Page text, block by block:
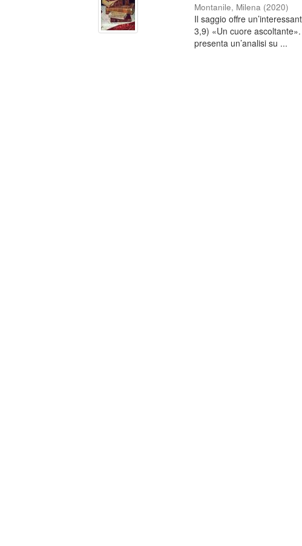
Montanile, Milena (2020)
Il saggio offre
3,9) «Un cuore
presenta un’analisi su ...